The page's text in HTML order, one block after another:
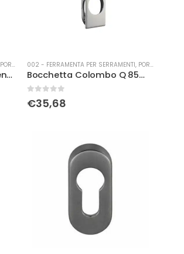
PORTE
Bocchetta Colombo patent crs
002 - FERRAMENTA PER SERRAMENTI, PORTE
Bocchetta Colombo Q 85mm con sottorosetta c.sat
Su 5
€35,68